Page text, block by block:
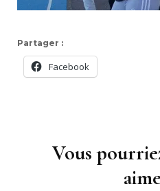
Partager :
Facebook
Vous